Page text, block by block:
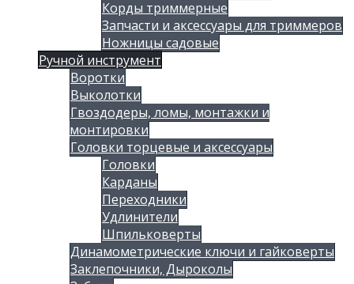
Корды триммерные
Запчасти и аксессуары для триммеров
Ножницы садовые
Ручной инструмент
Воротки
Выколотки
Гвоздодеры, ломы, монтажки и
монтировки
Головки торцевые и аксессуары
Головки
Карданы
Переходники
Удлинители
Шпильковерты
Динамометрические ключи и гайковерты
Заклепочники, Дыроколы